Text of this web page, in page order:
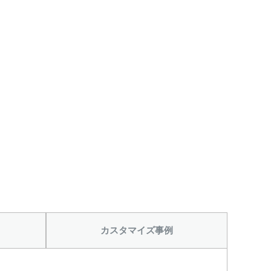
カスタマイズ事例